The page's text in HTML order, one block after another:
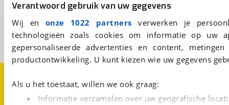
Verantwoord gebruik van uw gegevens
Wij en onze 1022 partners verwerken je
technologieën zoals cookies om informatie op
gepersonaliseerde advertenties en content,
productontwikkeling. U kunt kiezen wie uw gegevens
Als u het toestaat, willen we ook graag:
Informatie verzamelen over uw geografische
Kosterijland15
3981 AJ
Bunnik
Een initiatief van
BOVAG
CookievoorkeurenVacatures